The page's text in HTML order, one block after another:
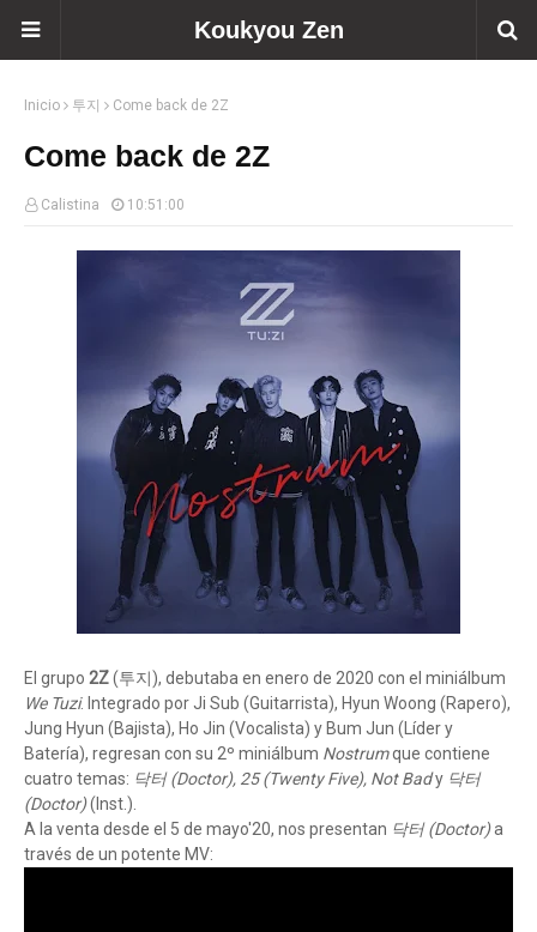
Koukyou Zen
Inicio 투지 Come back de 2Z
Come back de 2Z
Calistina 10:51:00
El grupo 2Z(투지), debutaba en enero de 2020 con el miniálbum
We Tuzi. Integrado por Ji Sub (Guitarrista), Hyun Woong (Rapero),
Jung Hyun (Bajista), Ho Jin (Vocalista) y Bum Jun (Líder y
Batería), regresan con su 2º miniálbum Nostrumque contiene
cuatro temas: 닥터 (Doctor), 25 (Twenty Five), Not Bady 닥터
(Doctor)(Inst.).
A la venta desde el 5 de mayo'20, nos presentan 닥터 (Doctor)a
través de un potente MV: